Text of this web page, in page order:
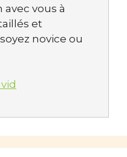
vous à
et
novice ou